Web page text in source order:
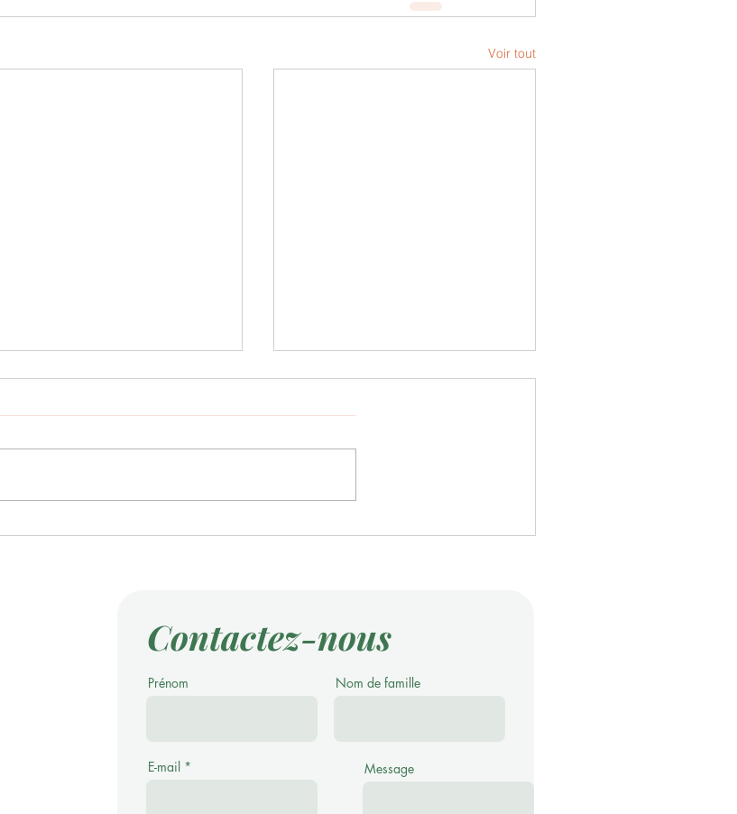
Voir tout
ETERNEL RETOUR ?
Contactez-nous
Prénom
E-mail
Nom de famille
Message